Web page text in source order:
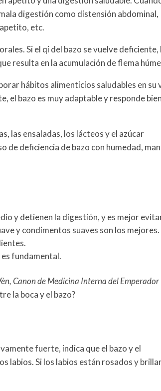
digestión como distensión abdominal,
etc.
Si el qi del bazo se vuelve deficiente,
resulta en la acumulación de flema
hábitos alimenticios saludables en su
el bazo es muy adaptable y responde
las ensaladas, los lácteos y el azúcar
de deficiencia de bazo con humedad,
y detienen la digestión, y es mejor
y condimentos suaves son los mejores.
fundamental.
Canon de Medicina Interna del Emperador
la boca y el bazo?
fuerte, indica que el bazo y el
labios. Si los labios están rosados y